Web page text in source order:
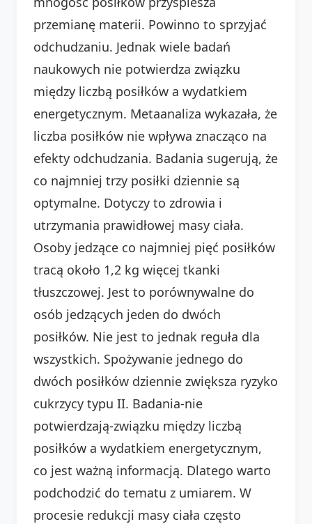
przemianę materii. Powinno to sprzyjać
odchudzaniu. Jednak wiele badań
naukowych nie potwierdza związku
między liczbą posiłków a wydatkiem
energetycznym. Metaanaliza wykazała, że
liczba posiłków nie wpływa znacząco na
efekty odchudzania. Badania sugerują, że
co najmniej trzy posiłki dziennie są
optymalne. Dotyczy to zdrowia i
utrzymania prawidłowej masy ciała.
Osoby jedzące co najmniej pięć posiłków
tracą około 1,2 kg więcej tkanki
tłuszczowej. Jest to porównywalne do
osób jedzących jeden do dwóch
posiłków. Nie jest to jednak reguła dla
wszystkich. Spożywanie jednego do
dwóch posiłków dziennie zwiększa ryzyko
cukrzycy typu II. Badania-nie
potwierdzają-związku między liczbą
posiłków a wydatkiem energetycznym,
co jest ważną informacją. Dlatego warto
podchodzić do tematu z umiarem. W
procesie redukcji masy ciała często